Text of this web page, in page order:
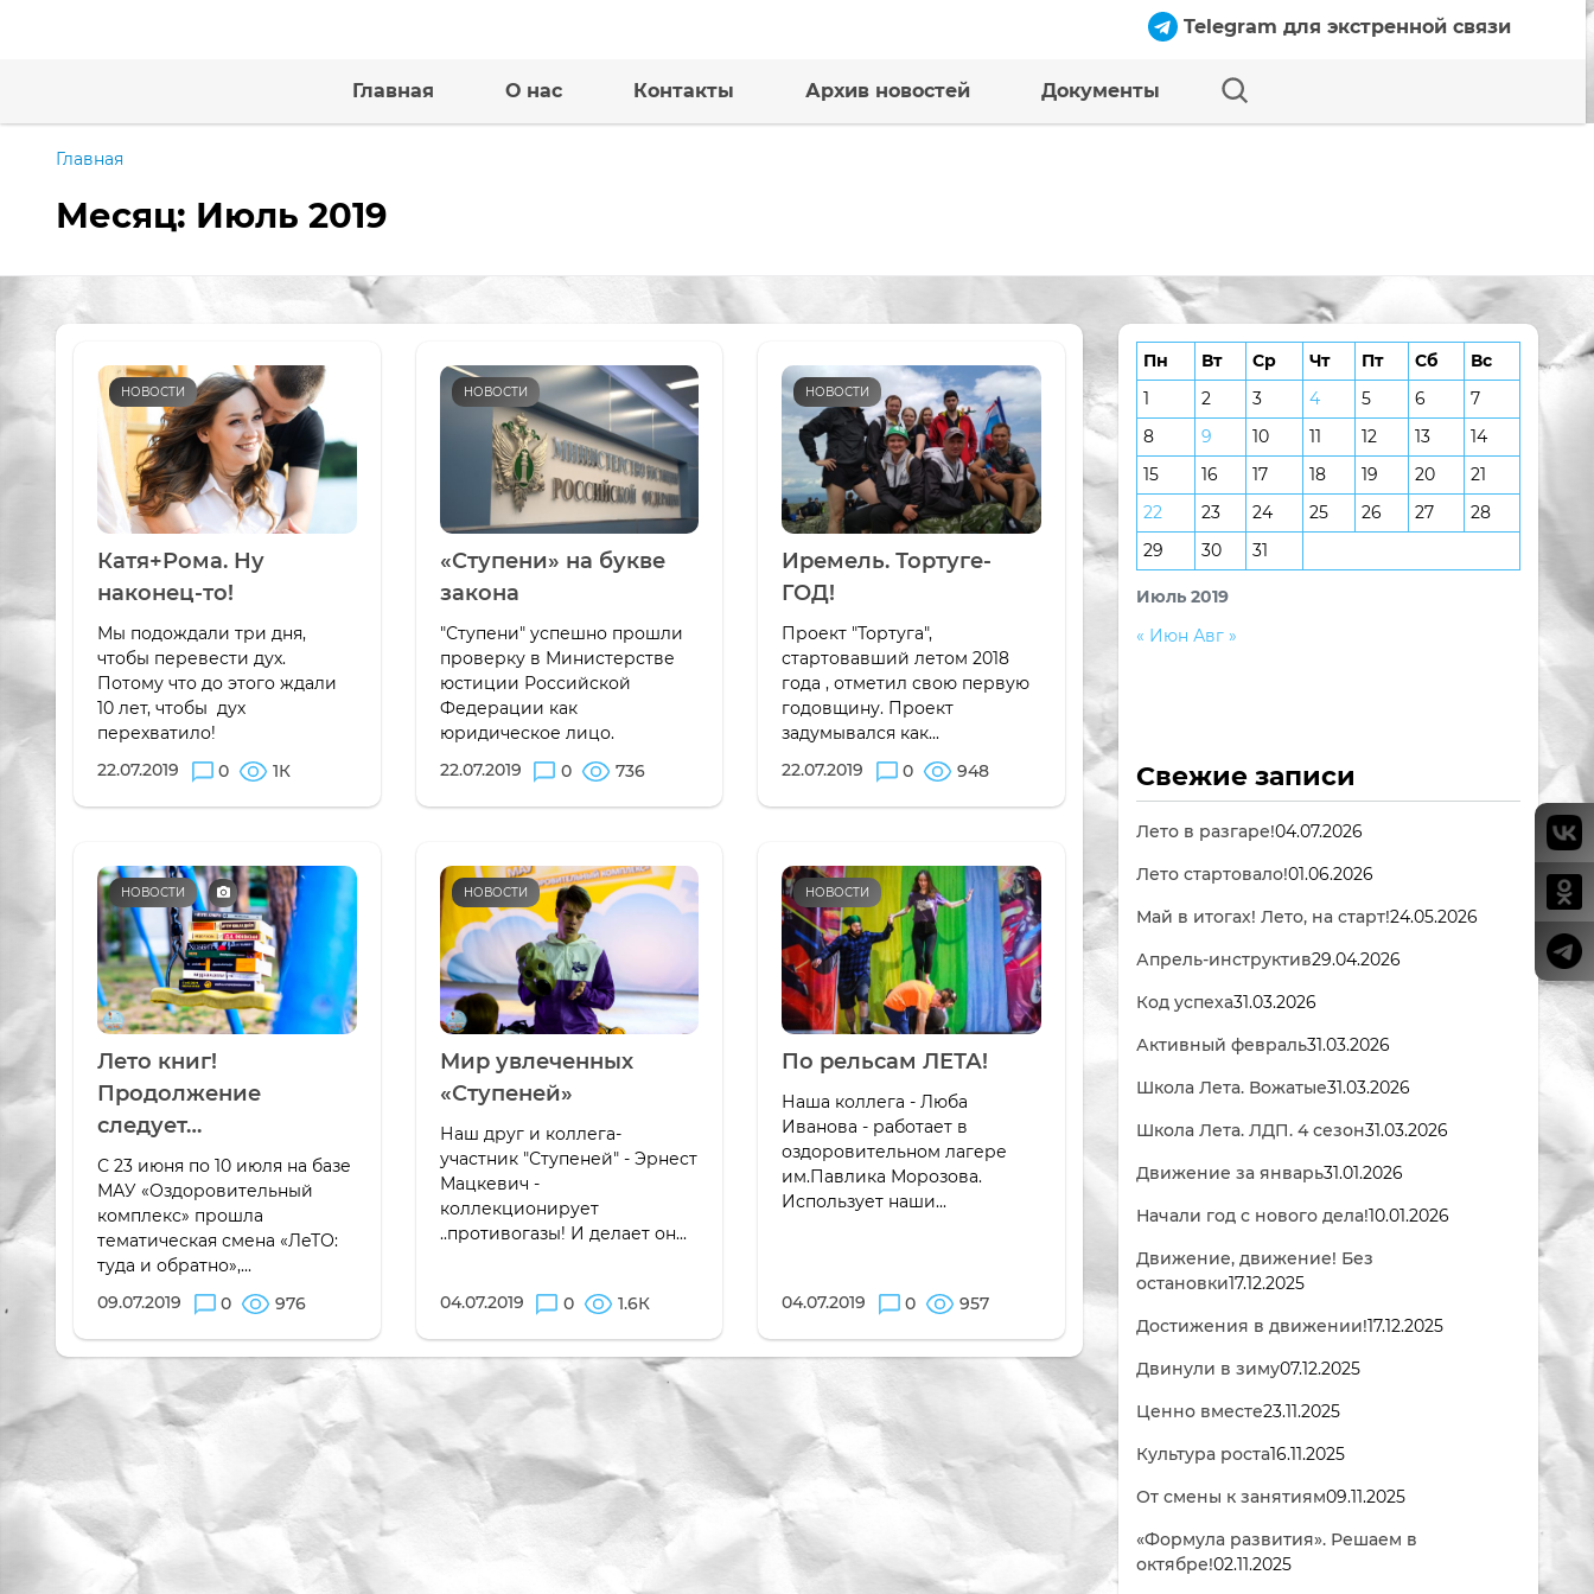
Telegram для экстренной связи
Главная О нас Контакты Архив новостей Документы
Главная
Месяц: Июль 2019
НОВОСТИ
Катя+Рома. Ну
наконец-то!
Мы подождали три дня,
чтобы перевести дух.
Потому что до этого ждали
10 лет, чтобы дух
перехватило!
22.07.2019
0 1К
НОВОСТИ
«Ступени» на букве
закона
"Ступени" успешно прошли
проверку в Министерстве
юстиции Российской
Федерации как
юридическое лицо.
22.07.2019
0 736
НОВОСТИ
Иремель. Тортуге-
ГОД!
Проект "Тортуга",
стартовавший летом 2018
года , отметил свою первую
годовщину. Проект
задумывался как...
22.07.2019
0 948
НОВОСТИ
Лето книг!
Продолжение
следует…
С 23 июня по 10 июля на базе
МАУ «Оздоровительный
комплекс» прошла
тематическая смена «ЛеТО:
туда и обратно»,...
09.07.2019
0 976
НОВОСТИ
Мир увлеченных
«Ступеней»
Наш друг и коллега-
участник "Ступеней" - Эрнест
Мацкевич -
коллекционирует
..противогазы! И делает он...
04.07.2019 0 1.6К
НОВОСТИ
По рельсам ЛЕТА!
Наша коллега - Люба
Иванова - работает в
оздоровительном лагере
им.Павлика Морозова.
Использует наши...
04.07.2019 0 957
Июль 2019
Пн Вт Ср Чт Пт Сб
Вс
1
2 3 4 5 6
7
8
9 10 11 12 13
14
15
16 17 18 19 20
21
22
23 24 25 26 27
28
29
30 31
« Июн Авг »
Свежие записи
Лето в разгаре!04.07.2026
Лето стартовало!01.06.2026
Май в итогах! Лето, на старт!24.05.2026
Апрель-инструктив29.04.2026
Код успеха31.03.2026
Активный февраль31.03.2026
Школа Лета. Вожатые31.03.2026
Школа Лета. ЛДП. 4 сезон31.03.2026
Движение за январь31.01.2026
Начали год с нового дела!10.01.2026
Движение, движение! Без
остановки17.12.2025
Достижения в движении!17.12.2025
Двинули в зиму07.12.2025
Ценно вместе23.11.2025
Культура роста16.11.2025
От смены к занятиям09.11.2025
«Формула развития». Решаем в
октябре!02.11.2025